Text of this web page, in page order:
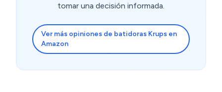
tomar una decisión informada.
Ver más opiniones de batidoras Krups en
Amazon